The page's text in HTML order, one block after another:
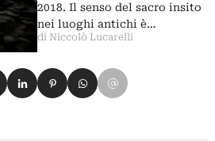
2018. Il senso del sacro insito
nei luoghi antichi è…
di Niccolò Lucarelli
su Facebook
su X
Condividi su LinkedIn
Condividi su Pinterest
Condividi su WhatsApp
Condividi su Email